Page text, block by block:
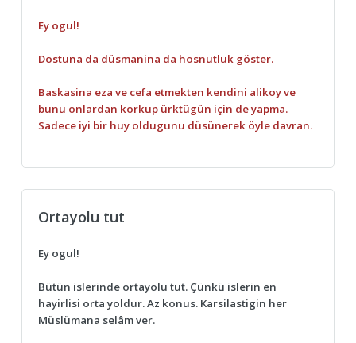
Ey ogul!
Dostuna da düsmanina da hosnutluk göster.
Baskasina eza ve cefa etmekten kendini alikoy ve
bunu onlardan korkup ürktügün için de yapma.
Sadece iyi bir huy oldugunu düsünerek öyle davran.
Ortayolu tut
Ey ogul!
Bütün islerinde ortayolu tut. Çünkü islerin en
hayirlisi orta yoldur. Az konus. Karsilastigin her
Müslümana selâm ver.